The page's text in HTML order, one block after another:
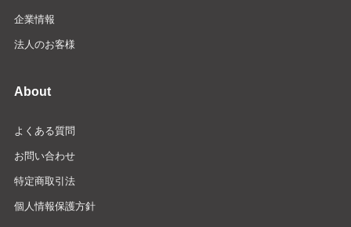
企業情報
法人のお客様
About
よくある質問
お問い合わせ
特定商取引法
個人情報保護方針